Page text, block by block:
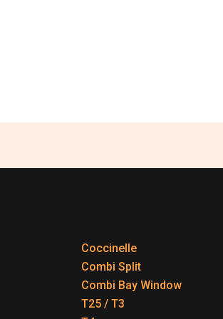
Coccinelle
Combi Split
Combi Bay Window
T25 / T3